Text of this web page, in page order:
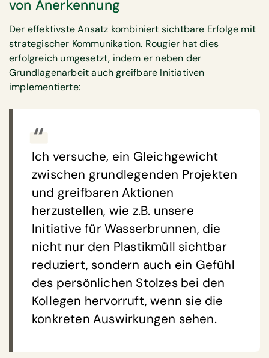
von Anerkennung
Der effektivste Ansatz kombiniert sichtbare Erfolge mit
strategischer Kommunikation. Rougier hat dies
erfolgreich umgesetzt, indem er neben der
Grundlagenarbeit auch greifbare Initiativen
implementierte:
Ich versuche, ein Gleichgewicht
zwischen grundlegenden Projekten
und greifbaren Aktionen
herzustellen, wie z.B. unsere
Initiative für Wasserbrunnen, die
nicht nur den Plastikmüll sichtbar
reduziert, sondern auch ein Gefühl
des persönlichen Stolzes bei den
Kollegen hervorruft, wenn sie die
konkreten Auswirkungen sehen.